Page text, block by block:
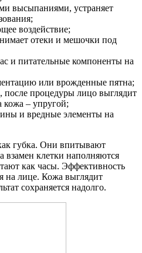
высыпаниями, устраняет
воздействие;
отеки и мешочки под
и питательные компоненты на
или врожденные пятна;
после процедуры лицо выглядит
кожа – упругой;
и вредные элементы на
губка. Они впитывают
взамен клетки наполняются
как часы. Эффективность
на лице. Кожа выглядит
сохраняется надолго.